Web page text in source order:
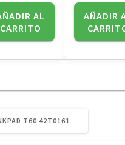
AL
CARRITO
AÑADIR
T60 42T0161